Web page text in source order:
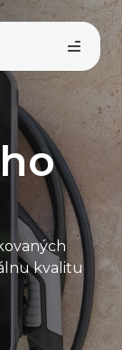
kvalitu